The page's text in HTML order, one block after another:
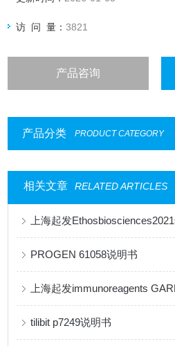
访 问 量：3821
产品咨询
产品分类 PRODUCT CATEGORY
相关文章 RELATED ARTICLES
上海起发
PROGEN 61058说明书
上海起发immunoreagents
tilibit p7249说明书